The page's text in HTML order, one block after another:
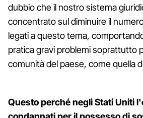
dubbio che il nostro sistema
concentrato sul diminuire il
legati a questo tema,
pratica gravi problemi soprattutto
comunità del paese, come quella
Questo perché negli Stati Uniti